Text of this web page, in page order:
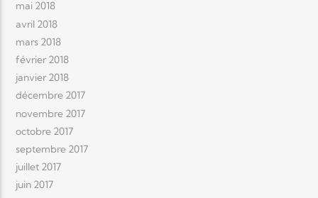
mai 2018
avril 2018
mars 2018
février 2018
janvier 2018
décembre 2017
novembre 2017
octobre 2017
septembre 2017
juillet 2017
juin 2017